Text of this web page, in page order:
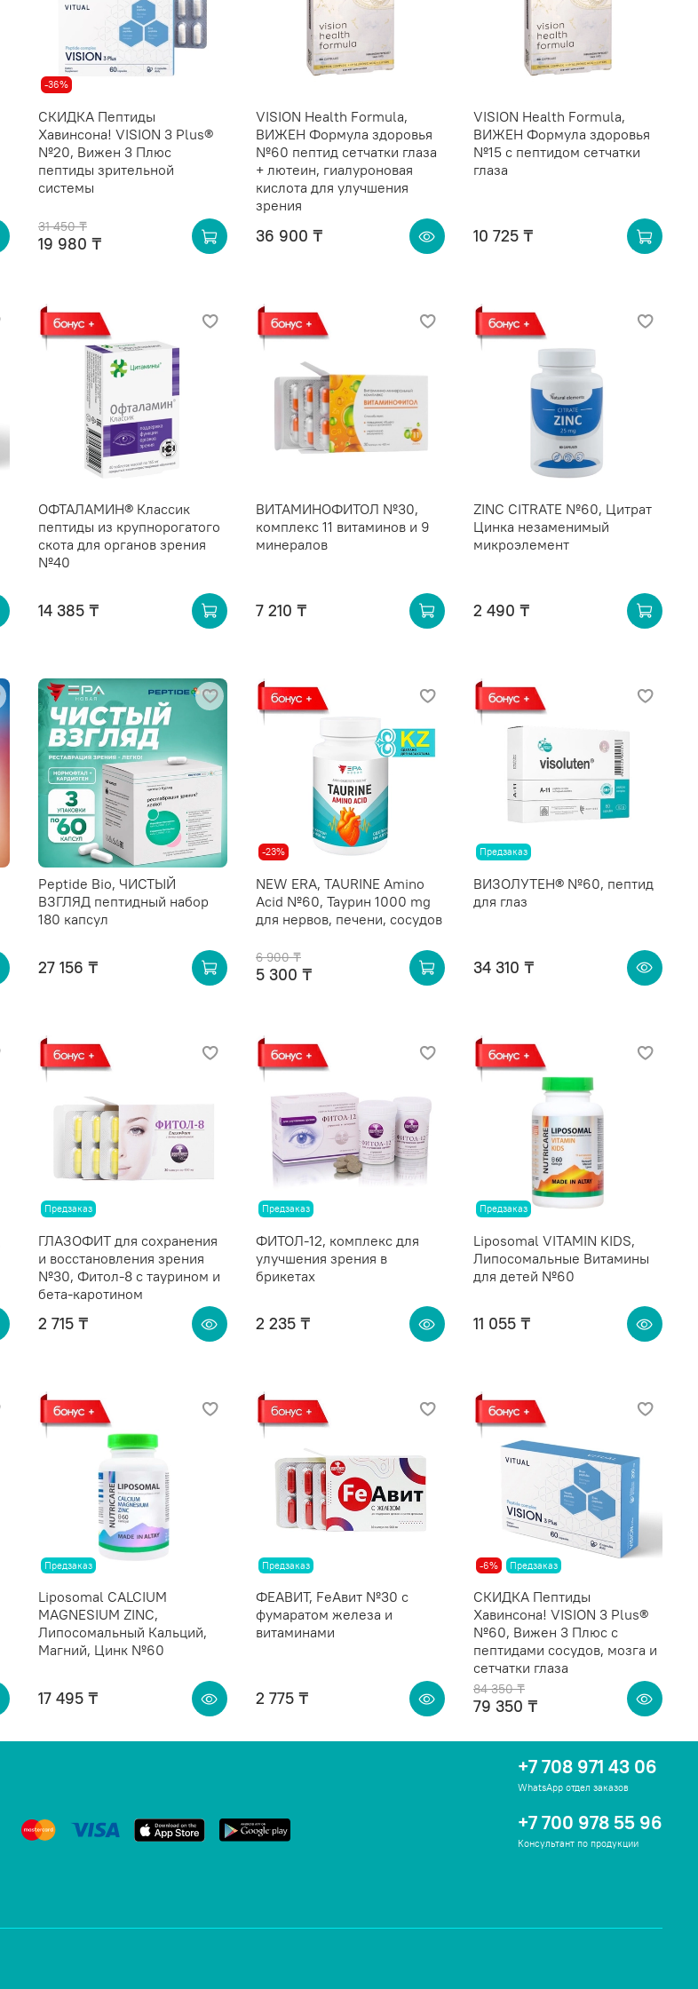
-36%
СКИДКА Пептиды
Хавинсона! VISION 3 Plus®
№20, Вижен 3 Плюс
пептиды зрительной
системы
31 450 ₸
19 980 ₸
VISION Health Formula,
ВИЖЕН Формула здоровья
№60 пептид сетчатки глаза
+ лютеин, гиалуроновая
кислота для улучшения
зрения
36 900 ₸
VISION Health Formula,
ВИЖЕН Формула здоровья
№15 с пептидом сетчатки
глаза
10 725 ₸
ОФТАЛАМИН® Классик
пептиды из крупнорогатого
скота для органов зрения
№40
14 385 ₸
ВИТАМИНОФИТОЛ №30,
комплекс 11 витаминов и 9
минералов
7 210 ₸
ZINC CITRATE №60, Цитрат
Цинка незаменимый
микроэлемент
2 490 ₸
Peptide Bio, ЧИСТЫЙ
ВЗГЛЯД пептидный набор
180 капсул
27 156 ₸
-23%
NEW ERA, TAURINE Amino
Acid №60, Таурин 1000 mg
для нервов, печени, сосудов
6 900 ₸
5 300 ₸
Предзаказ
ВИЗОЛУТЕН® №60, пептид
для глаз
34 310 ₸
Предзаказ
ГЛАЗОФИТ для сохранения
и восстановления зрения
№30, Фитол-8 с таурином и
бета-каротином
2 715 ₸
Предзаказ
ФИТОЛ-12, комплекс для
улучшения зрения в
брикетах
2 235 ₸
Предзаказ
Liposomal VITAMIN KIDS,
Липосомальные Витамины
для детей №60
11 055 ₸
Предзаказ
Liposomal CALCIUM
MAGNESIUM ZINC,
Липосомальный Кальций,
Магний, Цинк №60
17 495 ₸
Предзаказ
ФЕАВИТ, FeАвит №30 с
фумаратом железа и
витаминами
2 775 ₸
-6% Предзаказ
СКИДКА Пептиды
Хавинсона! VISION 3 Plus®
№60, Вижен 3 Плюс с
пептидами сосудов, мозга и
сетчатки глаза
84 350 ₸
79 350 ₸
+7 708 971 43 06
WhatsApp отдел заказов
+7 700 978 55 96
Консультант по продукции